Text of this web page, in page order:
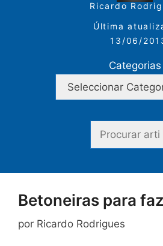
Ricardo
Última
13/06/
Categorias
Betoneiras para
por Ricardo Rodrigues